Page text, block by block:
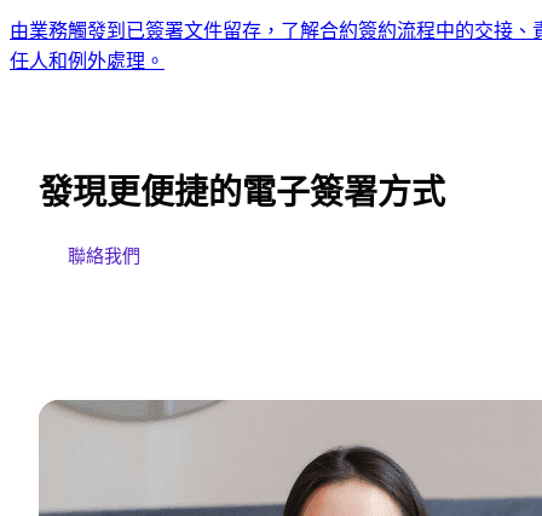
由業務觸發到已簽署文件留存，了解合約簽約流程中的交接、
任人和例外處理。
發現更便捷的電子簽署方式
聯絡我們